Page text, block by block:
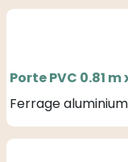
Porte PVC 0.81
Ferrage